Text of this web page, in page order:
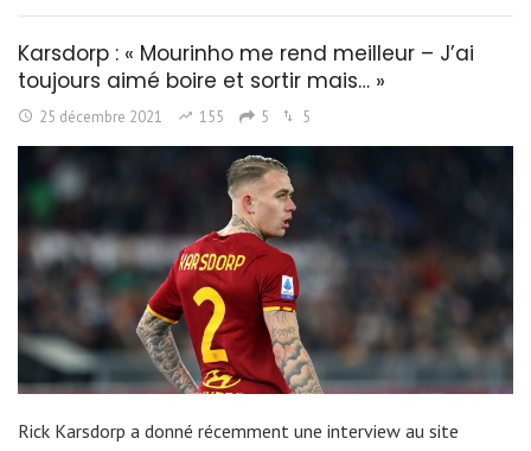
Karsdorp : « Mourinho me rend meilleur – J’ai
toujours aimé boire et sortir mais… »
25 décembre 2021 155 5 5
Rick Karsdorp a donné récemment une interview au site